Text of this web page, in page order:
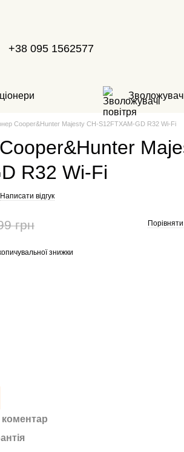
+38 095 1562577
Cooper&Hunter Majesty CH-S12FTXAM-GD R32 Wi-Fi
R32 Wi-Fi
Написати відгук
грн Порівняти
знижки
коментар